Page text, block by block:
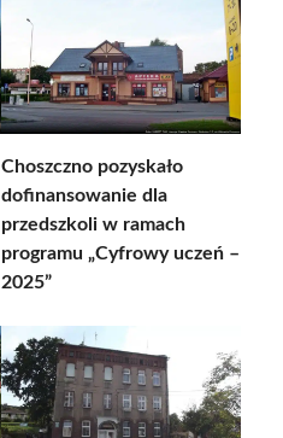
Choszczno pozyskało
dofinansowanie dla
przedszkoli w ramach
programu „Cyfrowy uczeń –
2025”